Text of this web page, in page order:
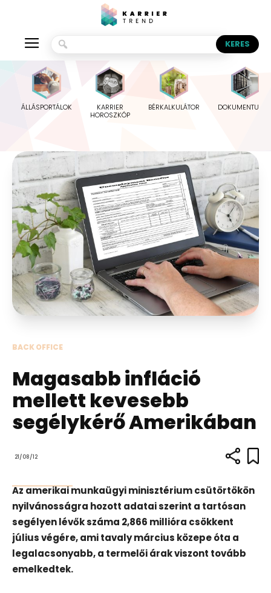
ÁLLÁSPORTÁLOK
KARRIER
HOROSZKÓP
BÉRKALKULÁTOR
BACK OFFICE
Magasabb infláció
mellett kevesebb
segélykérő Amerikában
21/08/12
Az amerikai munkaügyi minisztérium csütörtökön
nyilvánosságra hozott adatai szerint a tartósan
segélyen lévők száma 2,866 millióra csökkent
július végére, ami tavaly március közepe óta a
legalacsonyabb, a termelői árak viszont tovább
emelkedtek.